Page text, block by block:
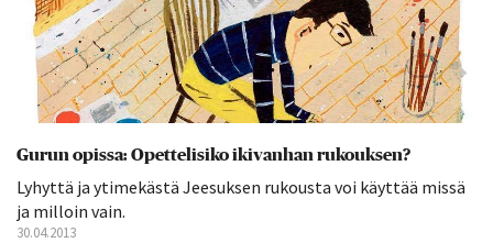
Gurun opissa: Opettelisiko ikivanhan rukouksen?
Lyhyttä ja ytimekästä Jeesuksen rukousta voi käyttää missä
ja milloin vain.
30.04.2013